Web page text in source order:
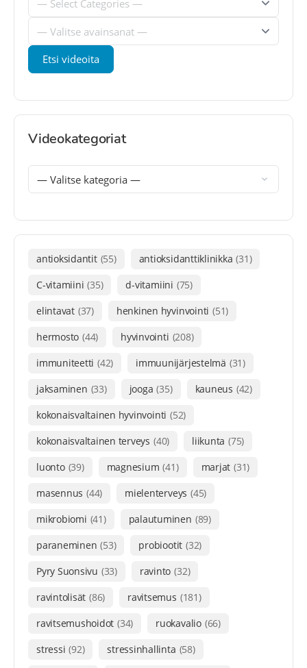
Videokategoriat
antioksidantit (55) antioksidanttiklinikka (31)
C-vitamiini (35) d-vitamiini (75)
elintavat (37) henkinen hyvinvointi (51)
hermosto (44) hyvinvointi (208)
immuniteetti (42) immuunijärjestelmä (31)
jaksaminen (33) jooga (35) kauneus (42)
kokonaisvaltainen hyvinvointi (52)
kokonaisvaltainen terveys (40) liikunta (75)
luonto (39) magnesium (41) marjat (31)
masennus (44) mielenterveys (45)
mikrobiomi (41) palautuminen (89)
paraneminen (53) probiootit (32)
Pyry Suonsivu (33) ravinto (32)
ravintolisät (86) ravitsemus (181)
ravitsemushoidot (34) ruokavalio (66)
stressi (92) stressinhallinta (58)